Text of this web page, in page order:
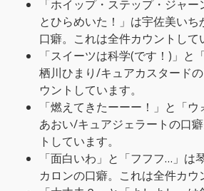
「ホイップ・ステップ・ジャ
とひらめいた！」は宇佐美い
口癖。これは全件カウントして
「スイーツは科学(です！)」と
栖川ひまり/キュアカスタード
ウントしています。
「燃えてきたーーー！」と「
あおい/キュアジェラートの口
トしています。
「面白いわ」と「フフフ…」は
カロンの口癖。これは全件カウ